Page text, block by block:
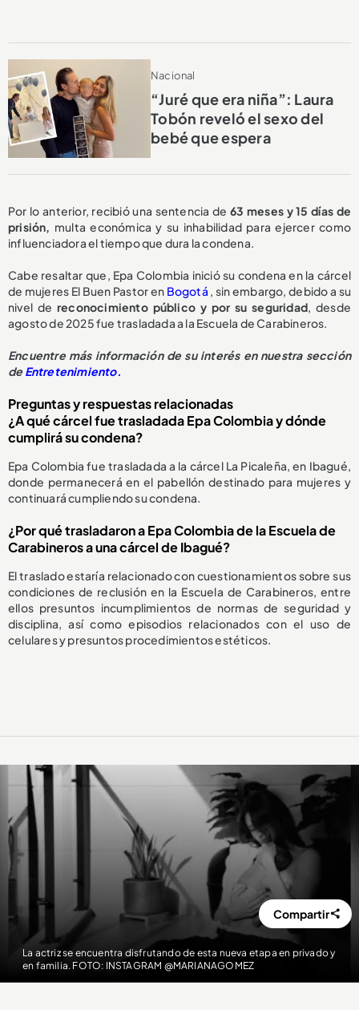
Nacional
“Juré que era niña”: Laura
Tobón reveló el sexo del
bebé que espera
Por lo anterior, recibió una sentencia de 63 meses y 15 días de
prisión, multa económica y su inhabilidad para ejercer como
influenciadora el tiempo que dura la condena.
Cabe resaltar que, Epa Colombia inició su condena en la cárcel
de mujeres El Buen Pastor en Bogotá , sin embargo, debido a su
nivel de reconocimiento público y por su seguridad, desde
agosto de 2025 fue trasladada a la Escuela de Carabineros.
Encuentre más información de su interés en nuestra sección
deEntretenimiento.
Preguntas y respuestas relacionadas
¿A qué cárcel fue trasladada Epa Colombia y dónde
cumplirá su condena?
Epa Colombia fue trasladada a la cárcel La Picaleña, en Ibagué,
donde permanecerá en el pabellón destinado para mujeres y
continuará cumpliendo su condena.
¿Por qué trasladaron a Epa Colombia de la Escuela de
Carabineros a una cárcel de Ibagué?
El traslado estaría relacionado con cuestionamientos sobre sus
condiciones de reclusión en la Escuela de Carabineros, entre
ellos presuntos incumplimientos de normas de seguridad y
disciplina, así como episodios relacionados con el uso de
celulares y presuntos procedimientos estéticos.
La actriz se encuentra disfrutando de esta nueva etapa en privado y
en familia. FOTO: INSTAGRAM @MARIANAGOMEZ
Compartir